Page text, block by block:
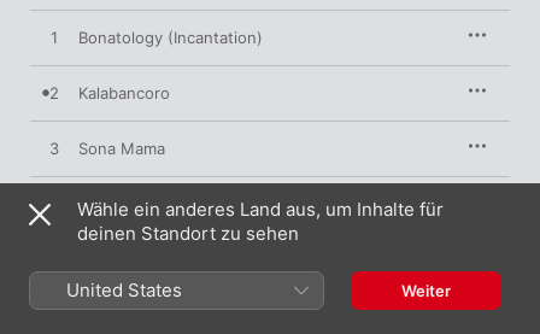
1 Bonatology (Incantation)
2 Kalabancoro
3 Sona Mama
4 Painting a Wish
6 Dina Lam (Incantation)
Wähle ein anderes Land aus, um Inhalte für
deinen Standort zu sehen
United States Weiter